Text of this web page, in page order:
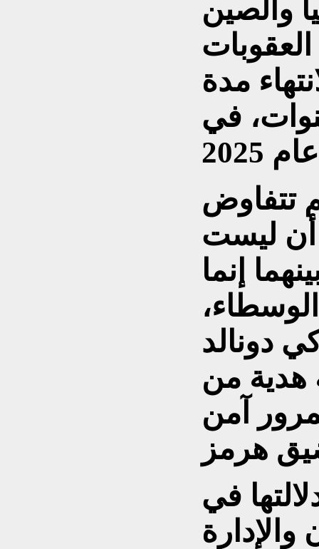
والصين
مدة
وهي 10 سنوات، في
تتفاوض
أن ليست
إنما
دونالد
هدية من
آمن
في
والإدارة